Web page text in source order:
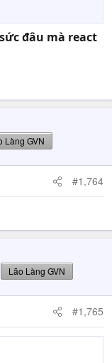
đâu mà react
Làng GVN
#1,764
Lão Làng GVN
#1,765